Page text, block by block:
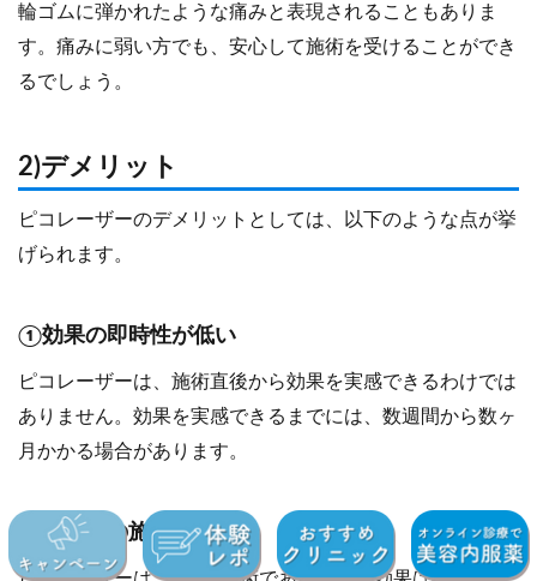
輪ゴムに弾かれたような痛みと表現されることもありま
す。痛みに弱い方でも、安心して施術を受けることができ
るでしょう。
2)デメリット
ピコレーザーのデメリットとしては、以下のような点が挙
げられます。
①効果の即時性が低い
ピコレーザーは、施術直後から効果を実感できるわけでは
ありません。効果を実感できるまでには、数週間から数ヶ
月かかる場合があります。
②複数回の施術が必要